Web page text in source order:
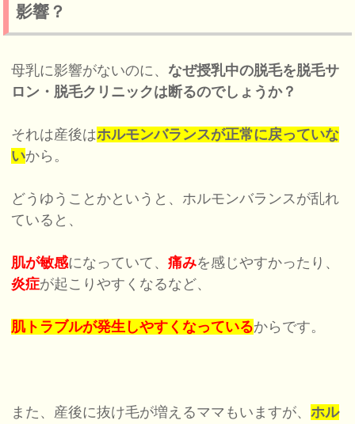
影響？
母乳に影響がないのに、なぜ授乳中の脱毛を脱毛サ
ロン・脱毛クリニックは断るのでしょうか？
それは産後はホルモンバランスが正常に戻っていな
いから。
どうゆうことかというと、ホルモンバランスが乱れ
ていると、
肌が敏感になっていて、痛みを感じやすかったり、
炎症が起こりやすくなるなど、
肌トラブルが発生しやすくなっているからです。
また、産後に抜け毛が増えるママもいますが、ホル